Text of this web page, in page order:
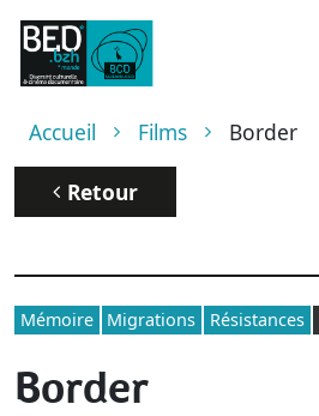
Aller au contenu principal
Fil d'Ariane
Accueil Films Border
Retour
Mémoire Migrations Résistances
Border